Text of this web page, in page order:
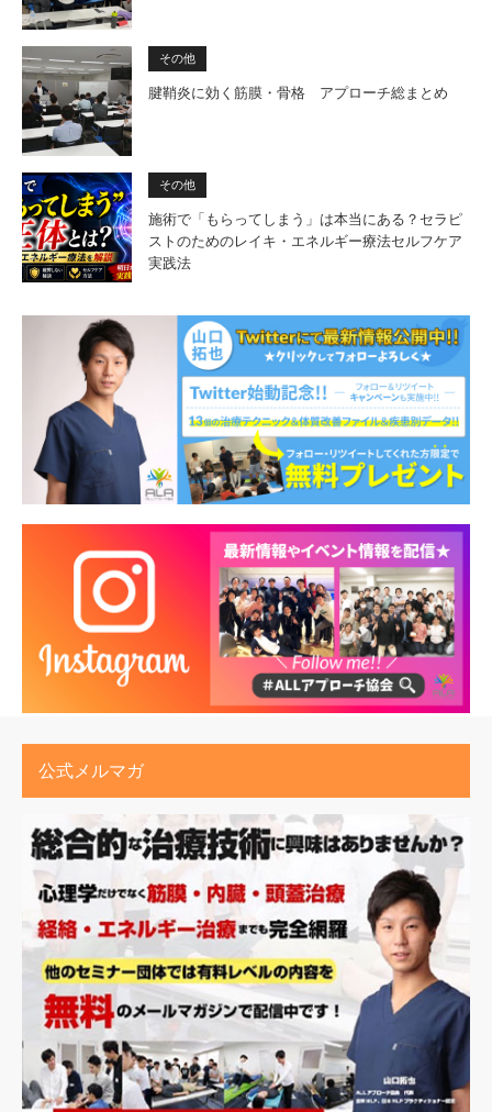
その他
腱鞘炎に効く筋膜・骨格 アプローチ総まとめ
その他
施術で「もらってしまう」は本当にある？セラピ
ストのためのレイキ・エネルギー療法セルフケア
実践法
公式メルマガ